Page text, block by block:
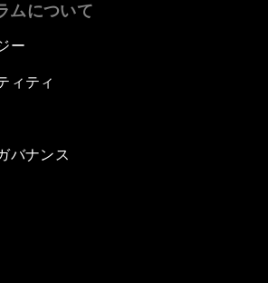
ムについて
ー
ィティ
バナンス